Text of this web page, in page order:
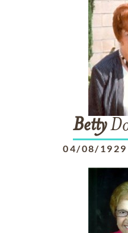
Betty
04/08/1929